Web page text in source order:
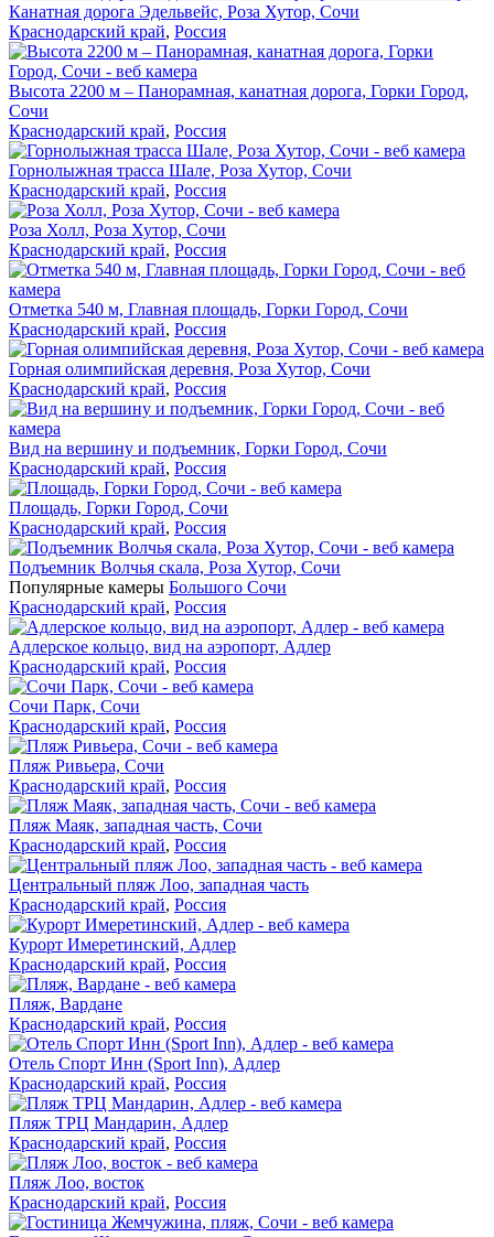
Канатная дорога Эдельвейс, Роза Хутор, Сочи
Краснодарский край, Россия
Высота 2200 м – Панорамная, канатная дорога, Горки Город,
Сочи
Краснодарский край, Россия
Горнолыжная трасса Шале, Роза Хутор, Сочи
Краснодарский край, Россия
Роза Холл, Роза Хутор, Сочи
Краснодарский край, Россия
Отметка 540 м, Главная площадь, Горки Город, Сочи
Краснодарский край, Россия
Горная олимпийская деревня, Роза Хутор, Сочи
Краснодарский край, Россия
Вид на вершину и подъемник, Горки Город, Сочи
Краснодарский край, Россия
Площадь, Горки Город, Сочи
Краснодарский край, Россия
Подъемник Волчья скала, Роза Хутор, Сочи
Популярные камеры Большого Сочи
Краснодарский край, Россия
Адлерское кольцо, вид на аэропорт, Адлер
Краснодарский край, Россия
Сочи Парк, Сочи
Краснодарский край, Россия
Пляж Ривьера, Сочи
Краснодарский край, Россия
Пляж Маяк, западная часть, Сочи
Краснодарский край, Россия
Центральный пляж Лоо, западная часть
Краснодарский край, Россия
Курорт Имеретинский, Адлер
Краснодарский край, Россия
Пляж, Вардане
Краснодарский край, Россия
Отель Спорт Инн (Sport Inn), Адлер
Краснодарский край, Россия
Пляж ТРЦ Мандарин, Адлер
Краснодарский край, Россия
Пляж Лоо, восток
Краснодарский край, Россия